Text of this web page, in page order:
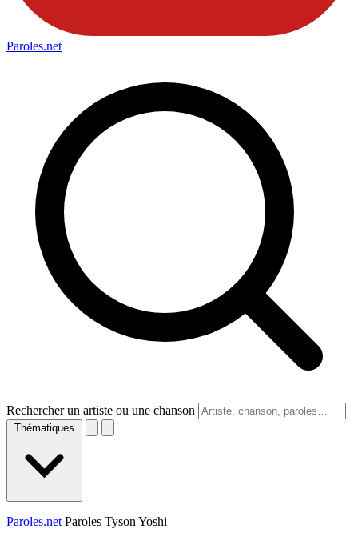
Paroles.net
Rechercher un artiste ou une chanson
Thématiques
Paroles.net Paroles Tyson Yoshi